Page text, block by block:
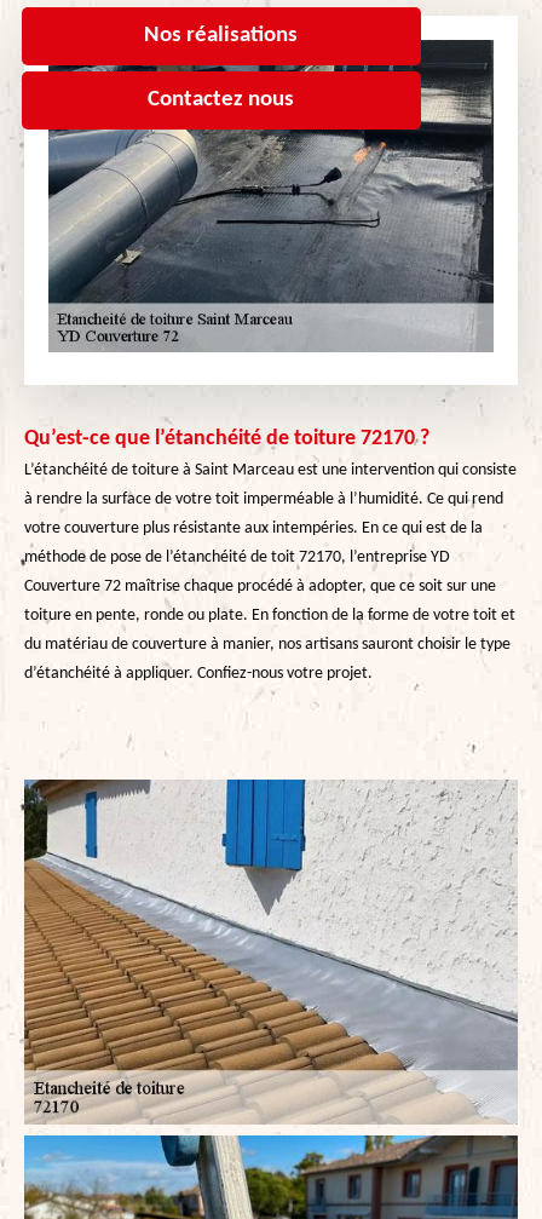
Nos réalisations
Contactez nous
Qu’est-ce que l’étanchéité de toiture 72170 ?
L’étanchéité de toiture à Saint Marceau est une intervention qui consiste
à rendre la surface de votre toit imperméable à l’humidité. Ce qui rend
votre couverture plus résistante aux intempéries. En ce qui est de la
méthode de pose de l’étanchéité de toit 72170, l’entreprise YD
Couverture 72 maîtrise chaque procédé à adopter, que ce soit sur une
toiture en pente, ronde ou plate. En fonction de la forme de votre toit et
du matériau de couverture à manier, nos artisans sauront choisir le type
d’étanchéité à appliquer. Confiez-nous votre projet.